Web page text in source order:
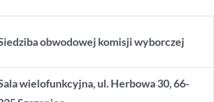
obwodowej komisji wyborczej
wielofunkcyjna, ul. Herbowa 30, 66-